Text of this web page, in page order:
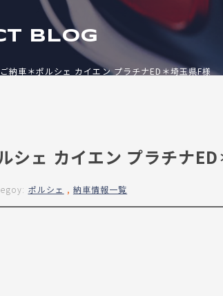
BLOG
納車＊ポルシェ カイエン プラチナED＊埼玉県F様
シェ カイエン プラチナ
ポルシェ , 納車情報一覧